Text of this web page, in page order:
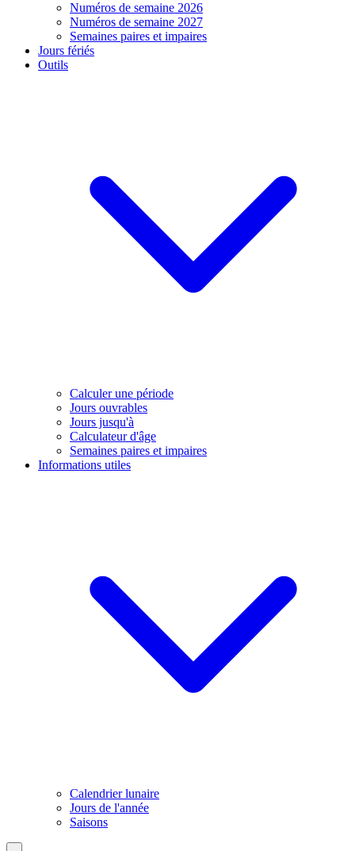
Numéros de semaine 2026
Numéros de semaine 2027
Semaines paires et impaires
Jours fériés
Outils
Calculer une période
Jours ouvrables
Jours jusqu'à
Calculateur d'âge
Semaines paires et impaires
Informations utiles
Calendrier lunaire
Jours de l'année
Saisons